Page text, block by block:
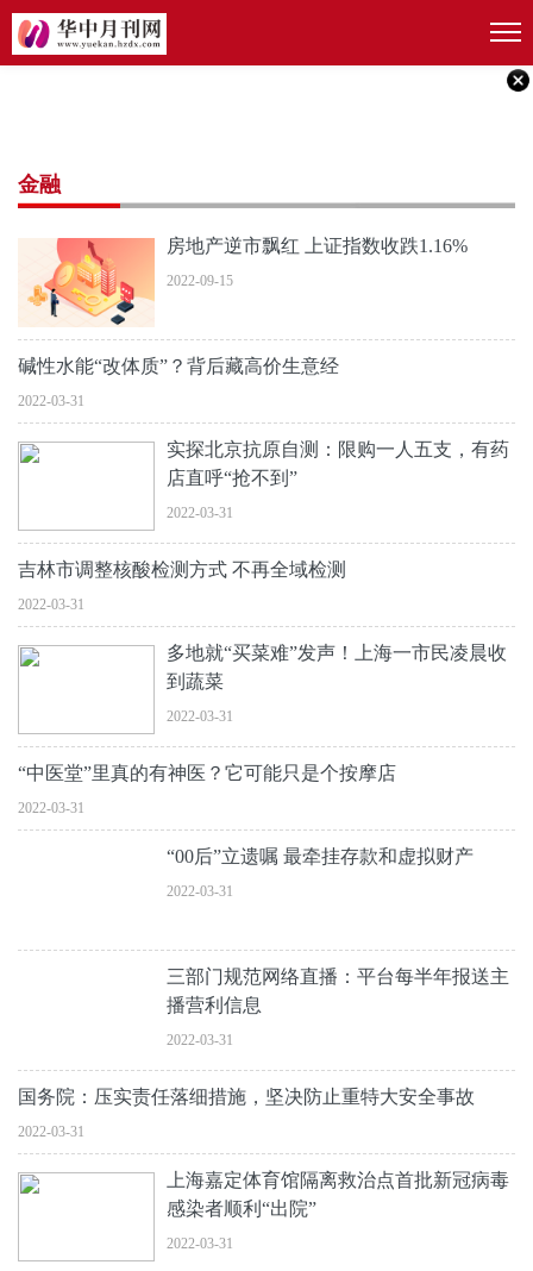
金融
房地产逆市飘红 上证指数收跌1.16%
2022-09-15
碱性水能“改体质”？背后藏高价生意经
2022-03-31
实探北京抗原自测：限购一人五支，有药
店直呼“抢不到”
2022-03-31
吉林市调整核酸检测方式 不再全域检测
2022-03-31
多地就“买菜难”发声！上海一市民凌晨收
到蔬菜
2022-03-31
“中医堂”里真的有神医？它可能只是个按摩店
2022-03-31
“00后”立遗嘱 最牵挂存款和虚拟财产
2022-03-31
三部门规范网络直播：平台每半年报送主
播营利信息
2022-03-31
国务院：压实责任落细措施，坚决防止重特大安全事故
2022-03-31
上海嘉定体育馆隔离救治点首批新冠病毒
感染者顺利“出院”
2022-03-31